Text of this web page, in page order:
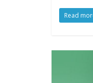
Read